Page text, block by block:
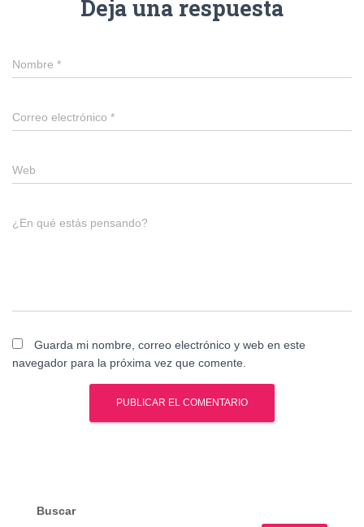
Deja una respuesta
Nombre *
Correo electrónico *
Web
¿En qué estás pensando?
Guarda mi nombre, correo electrónico y web en este
navegador para la próxima vez que comente.
Buscar